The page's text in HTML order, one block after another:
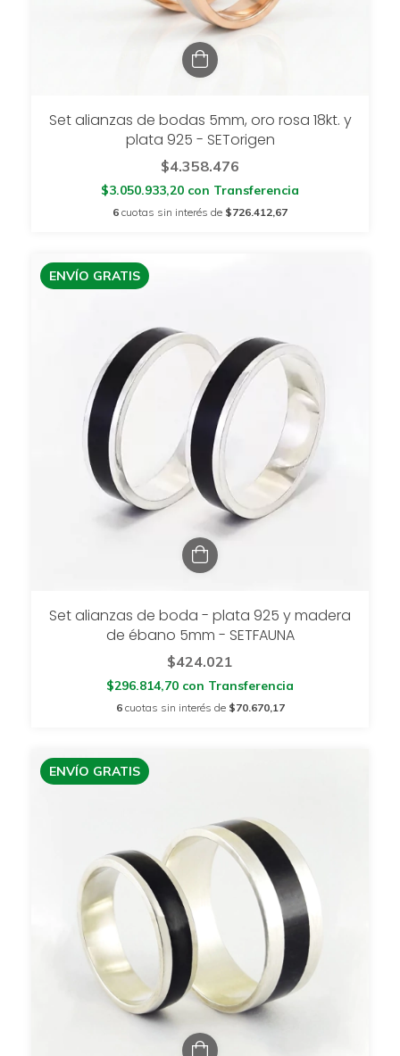
Set alianzas de bodas 5mm, oro rosa 18kt. y
plata 925 - SETorigen
$4.358.476
$3.050.933,20 con Transferencia
6 cuotas sin interés de $726.412,67
ENVÍO GRATIS
Set alianzas de boda - plata 925 y madera
de ébano 5mm - SETFAUNA
$424.021
$296.814,70 con Transferencia
6 cuotas sin interés de $70.670,17
ENVÍO GRATIS